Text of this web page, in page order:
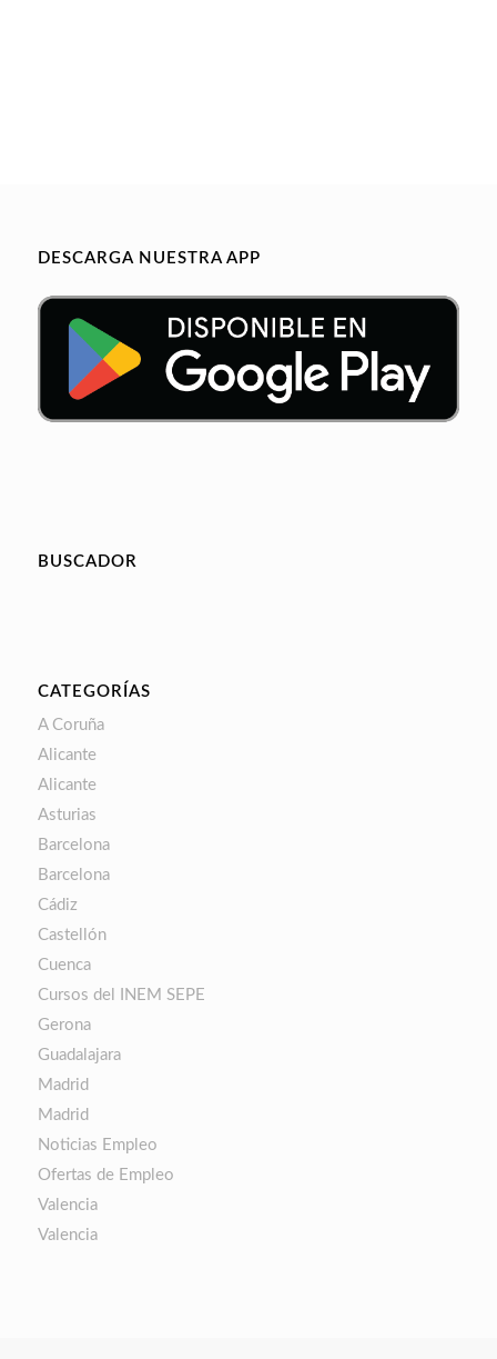
DESCARGA NUESTRA APP
BUSCADOR
CATEGORÍAS
A Coruña
Alicante
Alicante
Asturias
Barcelona
Barcelona
Cádiz
Castellón
Cuenca
Cursos del INEM SEPE
Gerona
Guadalajara
Madrid
Madrid
Noticias Empleo
Ofertas de Empleo
Valencia
Valencia